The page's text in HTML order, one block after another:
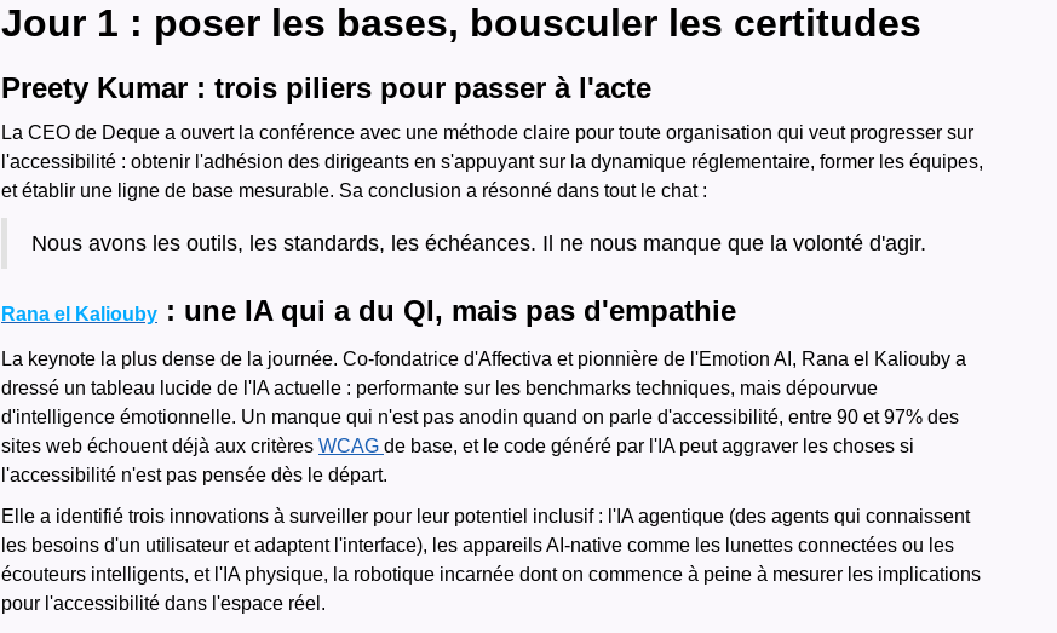
Jour 1 : poser les bases, bousculer les certitudes
Preety Kumar : trois piliers pour passer à l'acte
La CEO de Deque a ouvert la conférence avec une méthode claire pour toute organisation qui veut progresser sur
l'accessibilité : obtenir l'adhésion des dirigeants en s'appuyant sur la dynamique réglementaire, former les équipes,
et établir une ligne de base mesurable. Sa conclusion a résonné dans tout le chat :
Nous avons les outils, les standards, les échéances. Il ne nous manque que la volonté d'agir.
Rana el Kaliouby : une IA qui a du QI, mais pas d'empathie
La keynote la plus dense de la journée. Co-fondatrice d'Affectiva et pionnière de l'Emotion AI, Rana el Kaliouby a
dressé un tableau lucide de l'IA actuelle : performante sur les benchmarks techniques, mais dépourvue
d'intelligence émotionnelle. Un manque qui n'est pas anodin quand on parle d'accessibilité, entre 90 et 97% des
sites web échouent déjà aux critères WCAG de base, et le code généré par l'IA peut aggraver les choses si
l'accessibilité n'est pas pensée dès le départ.
Elle a identifié trois innovations à surveiller pour leur potentiel inclusif : l'IA agentique (des agents qui connaissent
les besoins d'un utilisateur et adaptent l'interface), les appareils AI-native comme les lunettes connectées ou les
écouteurs intelligents, et l'IA physique, la robotique incarnée dont on commence à peine à mesurer les implications
pour l'accessibilité dans l'espace réel.